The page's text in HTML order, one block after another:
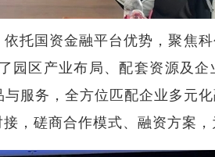
托国资金融平台优势，聚焦
园区产业布局、配套资源及
服务，全方位匹配企业多元
，磋商合作模式、融资方案，